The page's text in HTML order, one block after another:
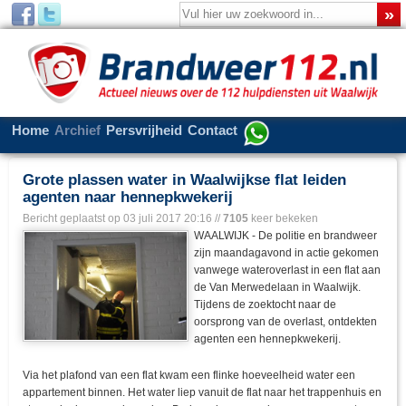
Home Archief Persvrijheid Contact
Grote plassen water in Waalwijkse flat leiden
agenten naar hennepkwekerij
Bericht geplaatst op 03 juli 2017 20:16 // 7105 keer bekeken
WAALWIJK - De politie en brandweer
zijn maandagavond in actie gekomen
vanwege wateroverlast in een flat aan
de Van Merwedelaan in Waalwijk.
Tijdens de zoektocht naar de
oorsprong van de overlast, ontdekten
agenten een hennepkwekerij.
Via het plafond van een flat kwam een flinke hoeveelheid water een
appartement binnen. Het water liep vanuit de flat naar het trappenhuis en